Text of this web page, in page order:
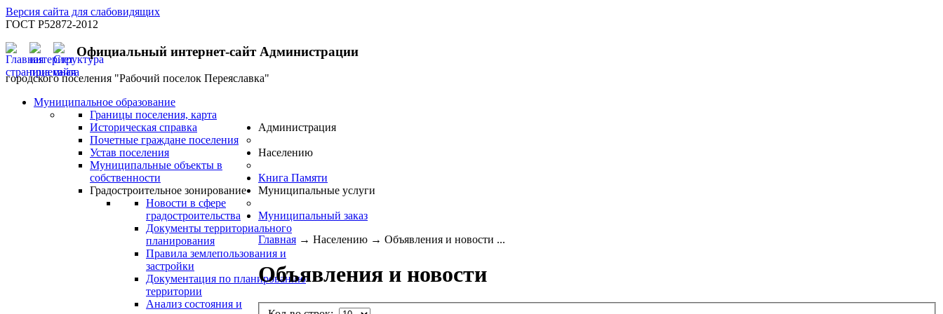
Версия сайта для слабовидящих
ГОСТ Р52872-2012
Официальный интернет-сайт Администрации
городского поселения "Рабочий поселок Переяславка"
Муниципальное образование
Границы поселения, карта
Историческая справка
Почетные граждане поселения
Устав поселения
Муниципальные объекты в
собственности
Градостроительное зонирование
Новости в сфере
градостроительства
Документы территориального
планирования
Правила землепользования и
застройки
Документация по планированию
территории
Анализ состояния и
Администрация
Населению
Книга Памяти
Муниципальные услуги
Муниципальный заказ
Главная → Населению → Объявления и новости ...
Объявления и новости